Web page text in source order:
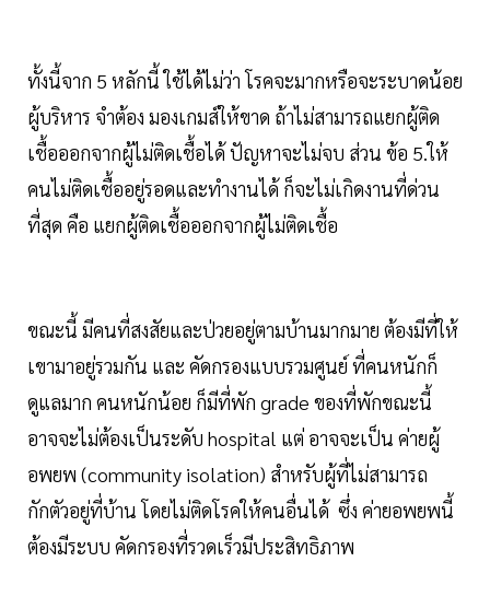
ทั้งนี้จาก 5 หลักนี้ ใช้ได้ไม่ว่า โรคจะมากหรือจะระบาดน้อย
ผู้บริหาร จำต้อง มองเกมส์ให้ขาด ถ้าไม่สามารถแยกผู้ติด
เชื้อออกจากผู้ไม่ติดเชื้อได้ ปัญหาจะไม่จบ ส่วน ข้อ 5.ให้
คนไม่ติดเชื้ออยู่รอดและทำงานได้ ก็จะไม่เกิดงานที่ด่วน
ที่สุด คือ แยกผู้ติดเชื้อออกจากผู้ไม่ติดเชื้อ
ขณะนี้ มีคนที่สงสัยและป่วยอยู่ตามบ้านมากมาย ต้องมีที่ให้
เขามาอยู่รวมกัน และ คัดกรองแบบรวมศูนย์ ที่คนหนักก็
ดูแลมาก คนหนักน้อย ก็มีที่พัก grade ของที่พักขณะนี้
อาจจะไม่ต้องเป็นระดับ hospital แต่ อาจจะเป็น ค่ายผู้
อพยพ (community isolation) สำหรับผู้ที่ไม่สามารถ
กักตัวอยู่ที่บ้าน โดยไม่ติดโรคให้คนอื่นได้ ซึ่ง ค่ายอพยพนี้
ต้องมีระบบ คัดกรองที่รวดเร็วมีประสิทธิภาพ